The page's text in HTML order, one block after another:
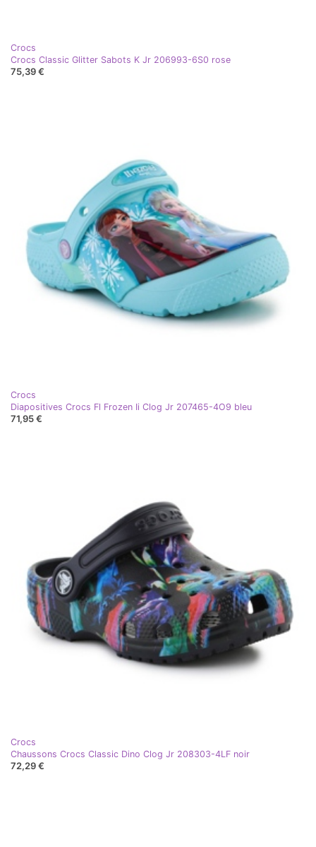
Crocs
Crocs Classic Glitter Sabots K Jr 206993-6S0 rose
75,39 €
Crocs
Diapositives Crocs Fl Frozen Ii Clog Jr 207465-4O9 bleu
71,95 €
Crocs
Chaussons Crocs Classic Dino Clog Jr 208303-4LF noir
72,29 €